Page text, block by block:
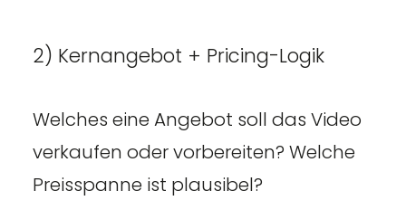
2) Kernangebot + Pricing-Logik
Welches eine Angebot soll das Video
verkaufen oder vorbereiten? Welche
Preisspanne ist plausibel?